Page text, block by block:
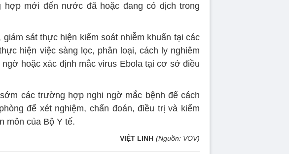
mới đến nước đã hoặc đang có dịch trong
sát thực hiện kiểm soát nhiễm khuẩn tại các
hiện việc sàng lọc, phân loại, cách ly nghiêm
hoặc xác định mắc virus Ebola tại cơ sở điều
các trường hợp nghi ngờ mắc bệnh để cách
để xét nghiệm, chẩn đoán, điều trị và kiểm
môn của Bộ Y tế.
VIỆT LINH (Nguồn: VOV)